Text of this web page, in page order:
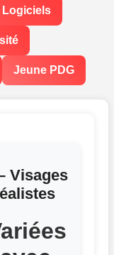
Logiciels
Jeune PDG
Visages